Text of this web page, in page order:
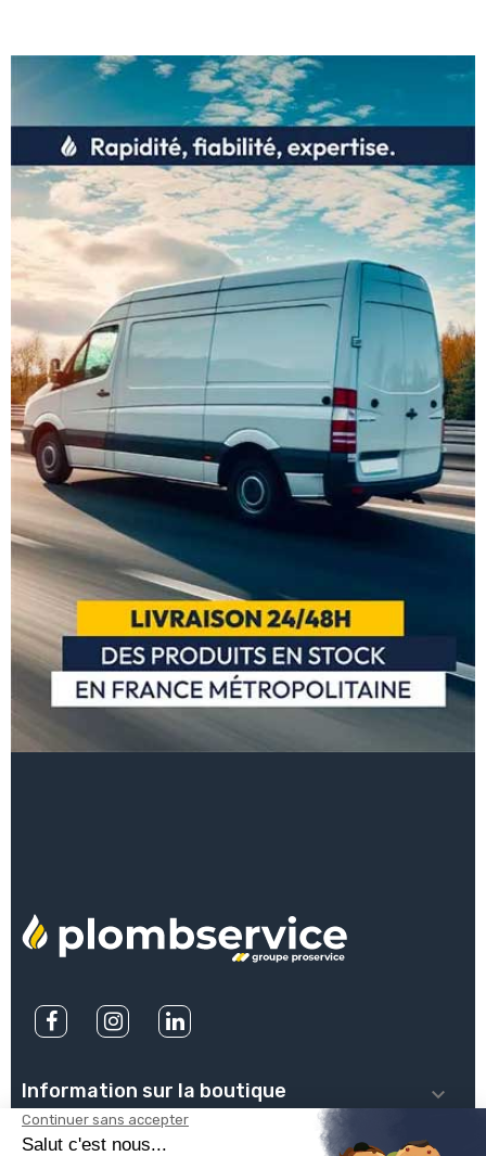
Information sur la boutique 
PLOMBSERVICE